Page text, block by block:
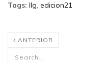
Tags: llg, edicion21
ANTERIOR